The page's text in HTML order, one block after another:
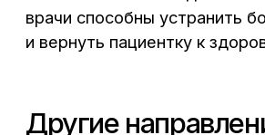
гинекологической специализации, звоните
специалистам.
Записаться на прием